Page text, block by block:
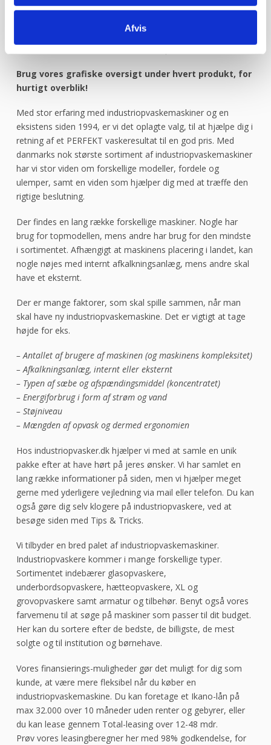
Afvis
Vi ved det godt – opvask er sjældent først på dagsordenen.
Fungerer maskinen ikke optimalt, giver det anledning til store
frustrationer. Køb derfor hos industriopvasker.dk
Brug vores grafiske oversigt under hvert produkt, for
hurtigt overblik!
Med stor erfaring med industriopvaskemaskiner og en
eksistens siden 1994, er vi det oplagte valg, til at hjælpe dig i
retning af et PERFEKT vaskeresultat til en god pris. Med
danmarks nok største sortiment af industriopvaskemaskiner
har vi stor viden om forskellige modeller, fordele og
ulemper, samt en viden som hjælper dig med at træffe den
rigtige beslutning.
Der findes en lang række forskellige maskiner. Nogle har
brug for topmodellen, mens andre har brug for den mindste
i sortimentet. Afhængigt at maskinens placering i landet, kan
nogle nøjes med internt afkalkningsanlæg, mens andre skal
have et eksternt.
Der er mange faktorer, som skal spille sammen, når man
skal have ny industriopvaskemaskine. Det er vigtigt at tage
højde for eks.
– Antallet af brugere af maskinen (og maskinens kompleksitet)
– Afkalkningsanlæg, internt eller eksternt
– Typen af sæbe og afspændingsmiddel (koncentratet)
– Energiforbrug i form af strøm og vand
– Støjniveau
– Mængden af opvask og dermed ergonomien
Hos industriopvasker.dk hjælper vi med at samle en unik
pakke efter at have hørt på jeres ønsker. Vi har samlet en
lang række informationer på siden, men vi hjælper meget
gerne med yderligere vejledning via mail eller telefon. Du kan
også gøre dig selv klogere på industriopvaskere, ved at
besøge siden med Tips & Tricks.
Vi tilbyder en bred palet af industriopvaskemaskiner.
Industriopvaskere kommer i mange forskellige typer.
Sortimentet indebærer glasopvaskere,
underbordsopvaskere, hætteopvaskere, XL og
grovopvaskere samt armatur og tilbehør. Benyt også vores
farvemenu til at søge på maskiner som passer til dit budget.
Her kan du sortere efter de bedste, de billigste, de mest
solgte og til institution og børnehave.
Vores finansierings-muligheder gør det muligt for dig som
kunde, at være mere fleksibel når du køber en
industriopvaskemaskine. Du kan foretage et Ikano-lån på
max 32.000 over 10 måneder uden renter og gebyrer, eller
du kan lease gennem Total-leasing over 12-48 mdr.
Prøv vores leasingberegner her med 98% godkendelse, for